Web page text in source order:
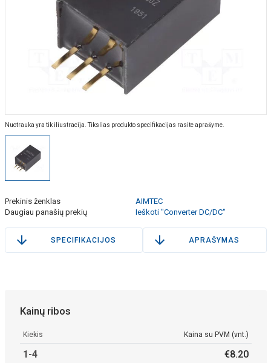
Nuotrauka yra tik iliustracija. Tikslias produkto specifikacijas rasite aprašyme.
Prekinis ženklas
AIMTEC
Daugiau panašių prekių
Ieškoti "Converter DC/DC"
SPECIFIKACIJOS APRAŠYMAS
Kainų ribos
Kiekis Kaina su PVM (vnt.)
1-4 €8.20